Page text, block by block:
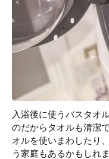
入浴後に使うバスタオ
のだからタオルも清潔
オルを使いまわしたり
う家庭もあるかもしれま